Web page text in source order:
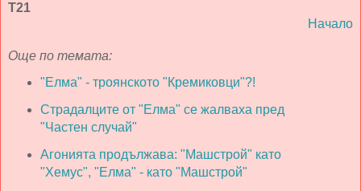
Т21
Начало
Още по темата:
"Елма" - троянското "Кремиковци"?!
Страдалците от "Елма" се жалваха пред
"Частен случай"
Агонията продължава: "Машстрой" като
"Хемус", "Елма" - като "Машстрой"